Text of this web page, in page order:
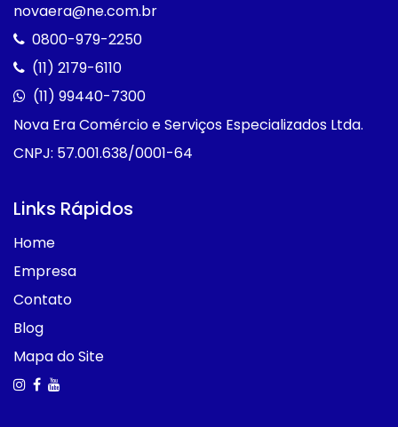
novaera@ne.com.br
0800-979-2250
(11) 2179-6110
(11) 99440-7300
Nova Era Comércio e Serviços Especializados Ltda.
CNPJ: 57.001.638/0001-64
Links Rápidos
Home
Empresa
Contato
Blog
Mapa do Site